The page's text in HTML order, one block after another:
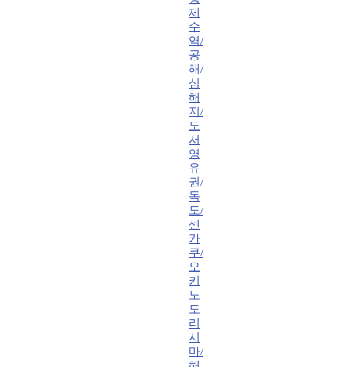
제
수
역/
공
해/
심
해
저/
도
서
영
유
권/
독
도/
센
카
쿠/
오
키
노
도
리
시
마/